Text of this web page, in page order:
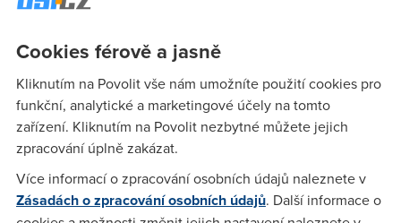
pravidelná se opakující peněžní částka, kterou zaplatíte
Pro zákazníky
Dostupnost internetu
Měření rychlosti internetu
Cookies férově a jasně
Kliknutím na Povolit vše nám umožníte použití cookies pro
funkční, analytické a marketingové účely na tomto
zařízení. Kliknutím na Povolit nezbytné můžete jejich
zpracování úplně zakázat.
Více informací o zpracování osobních údajů naleznete v
Zásadách o zpracování osobních údajů. Další informace o